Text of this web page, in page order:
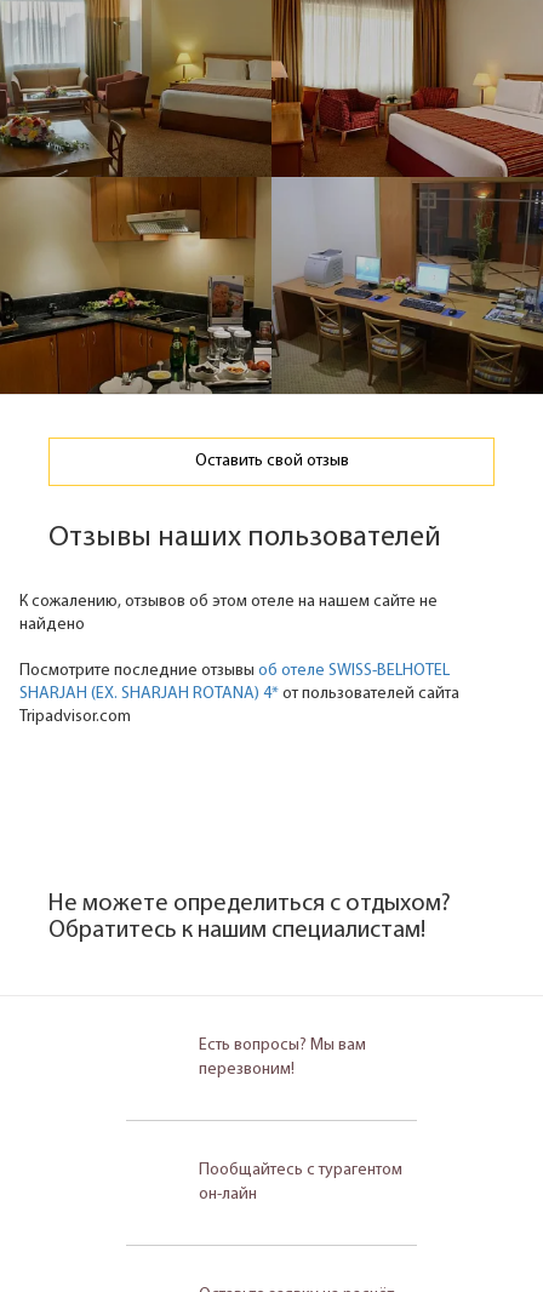
Оставить свой отзыв
Отзывы наших пользователей
К сожалению, отзывов об этом отеле на нашем сайте не
найдено
Посмотрите последние отзывы об отеле SWISS-BELHOTEL
SHARJAH (EX. SHARJAH ROTANA) 4* от пользователей сайта
Tripadvisor.com
Не можете определиться с отдыхом?
Обратитесь к нашим специалистам!
Есть вопросы? Мы вам
перезвоним!
Пообщайтесь с турагентом
он-лайн